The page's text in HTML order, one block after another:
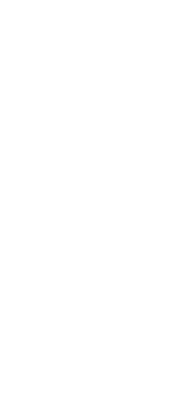
部分。尽量不要
会通过电子设备
字，并且要确保
是在找理由来拒
一遍。*